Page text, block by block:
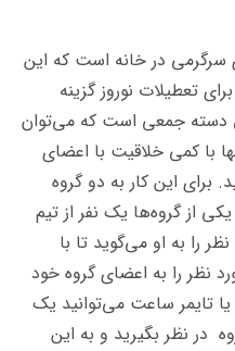
سرگرمی در خانه است که این
تعطیلات نوروز گزینه
دسته جمعی است که می‌توان
با کمی خلاقیت با اعضای
برای این کار به دو گروه
از گروه‌ها یک نفر از تیم
را به او می‌گوید تا با
نظر را به اعضای گروه خود
تایمر ساعت می‌توانید یک
در نظر بگیرید و به این